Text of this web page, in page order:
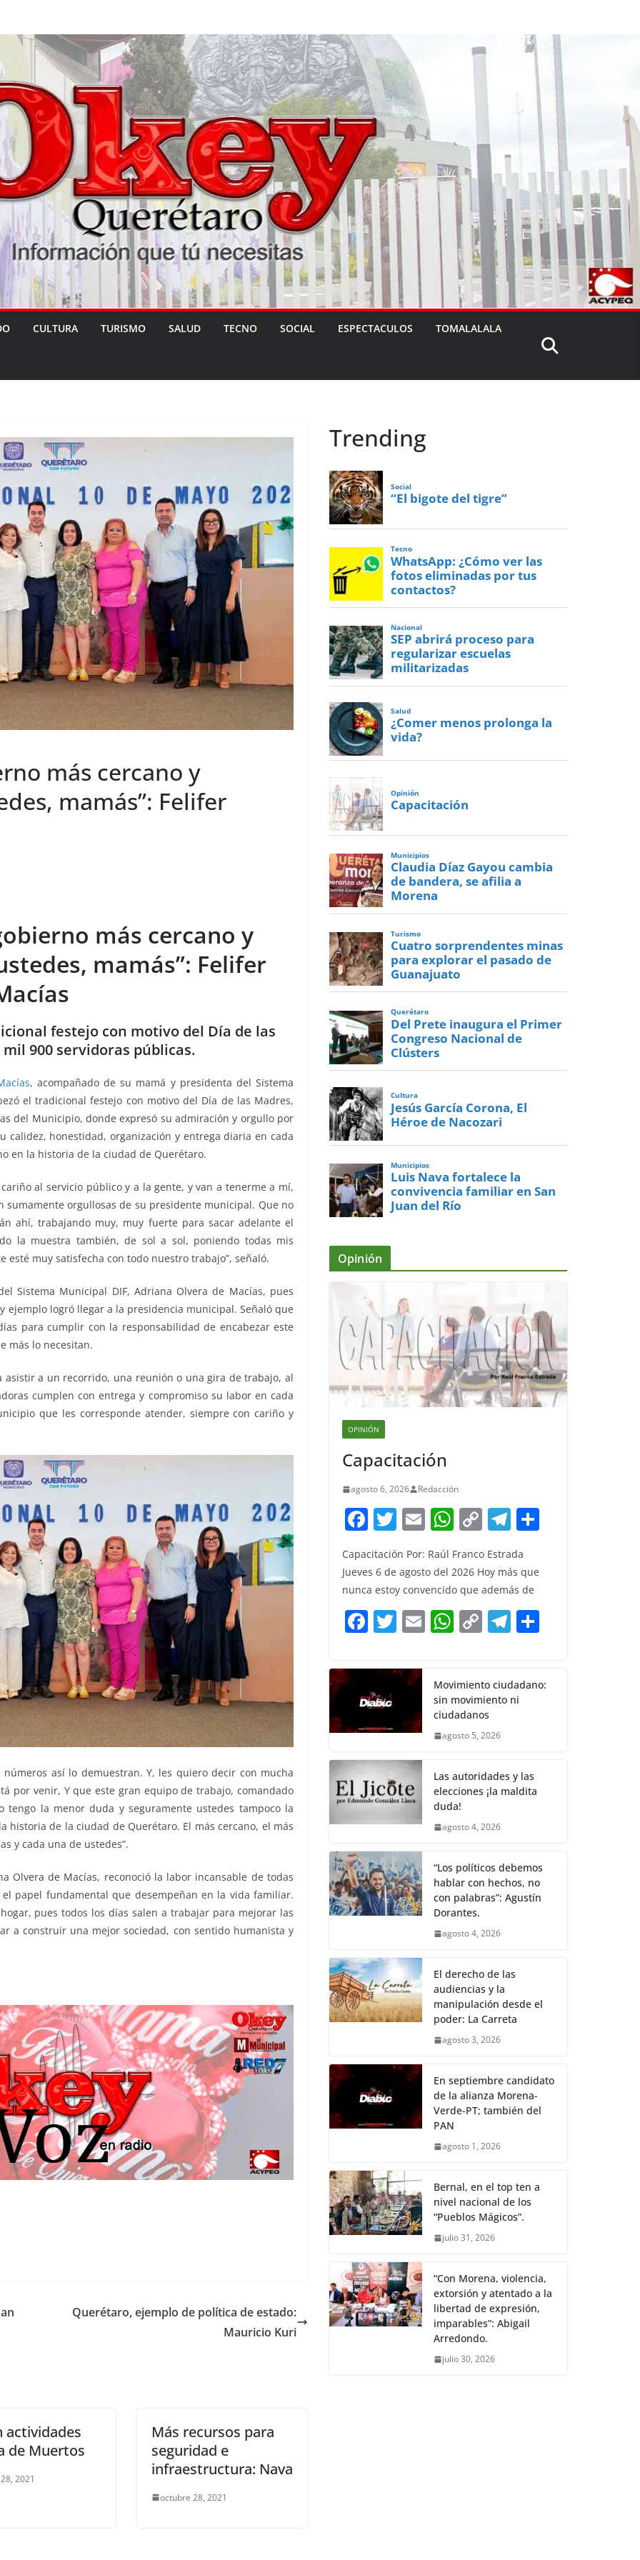
CULTURA TURISMO SALUD TECNO SOCIAL ESPECTACULOS TOMALALALA
más cercano y
mamás”: Felifer
más cercano y
mamás”: Felifer
festejo con motivo del Día de las
900 servidoras públicas.
, acompañado de su mamá y presidenta del Sistema
el tradicional festejo con motivo del Día de las Madres,
del Municipio, donde expresó su admiración y orgullo por
calidez, honestidad, organización y entrega diaria en cada
en la historia de la ciudad de Querétaro.
al servicio público y a la gente, y van a tenerme a mí,
orgullosas de su presidente municipal. Que no
ahí, trabajando muy, muy fuerte para sacar adelante el
la muestra también, de sol a sol, poniendo todas mis
esté muy satisfecha con todo nuestro trabajo”, señaló.
Sistema Municipal DIF, Adriana Olvera de Macías, pues
ejemplo logró llegar a la presidencia municipal. Señaló que
para cumplir con la responsabilidad de encabezar este
más lo necesitan.
asistir a un recorrido, una reunión o una gira de trabajo, al
cumplen con entrega y compromiso su labor en cada
que les corresponde atender, siempre con cariño y
así lo demuestran. Y, les quiero decir con mucha
por venir, Y que este gran equipo de trabajo, comandado
la menor duda y seguramente ustedes tampoco la
historia de la ciudad de Querétaro. El más cercano, el más
y cada una de ustedes”.
Olvera de Macías, reconoció la labor incansable de todas
papel fundamental que desempeñan en la vida familiar.
pues todos los días salen a trabajar para mejorar las
a construir una mejor sociedad, con sentido humanista y
Querétaro, ejemplo de política de estado:
Mauricio Kuri
actividades
de Muertos
2021
Más recursos para
seguridad e
infraestructura: Nava
octubre 28, 2021
Trending
Social
“El bigote del tigre”
Tecno
WhatsApp: ¿Cómo ver las
fotos eliminadas por tus
contactos?
Nacional
SEP abrirá proceso para
regularizar escuelas
militarizadas
Salud
¿Comer menos prolonga la
vida?
Opinión
Capacitación
Municipios
Claudia Díaz Gayou cambia
de bandera, se afilia a
Morena
Turismo
Cuatro sorprendentes minas
para explorar el pasado de
Guanajuato
Querétaro
Del Prete inaugura el Primer
Congreso Nacional de
Clústers
Cultura
Jesús García Corona, El
Héroe de Nacozari
Municipios
Luis Nava fortalece la
convivencia familiar en San
Juan del Río
Opinión
OPINIÓN
Capacitación
agosto 6, 2026 Redacción
F
a
c
e
b
o
k
T
itt
er
E
m
ai
l
W
at
s
A
p
C
p
y
Li
n
T
el
e
gr
a
m
Capacitación Por: Raúl Franco Estrada
Jueves 6 de agosto del 2026 Hoy más que
nunca estoy convencido que además de
F
c
e
b
o
o
k
T
itt
er
E W
s
A
p
C
y
Li
n
T
gr
a
e
Movimiento ciudadano:
sin movimiento ni
ciudadanos
agosto 5, 2026
Las autoridades y las
elecciones ¡la maldita
duda!
agosto 4, 2026
“Los políticos debemos
hablar con hechos, no
con palabras”: Agustín
Dorantes.
agosto 4, 2026
El derecho de las
audiencias y la
manipulación desde el
poder: La Carreta
agosto 3, 2026
En septiembre candidato
de la alianza Morena-
Verde-PT; también del
PAN
agosto 1, 2026
Bernal, en el top ten a
nivel nacional de los
“Pueblos Mágicos”.
julio 31, 2026
“Con Morena, violencia,
extorsión y atentado a la
libertad de expresión,
imparables”: Abigail
Arredondo.
julio 30, 2026